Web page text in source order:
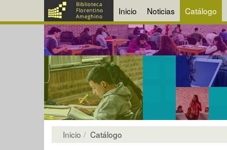
Inicio Noticias Catálogo
Inicio Catálogo